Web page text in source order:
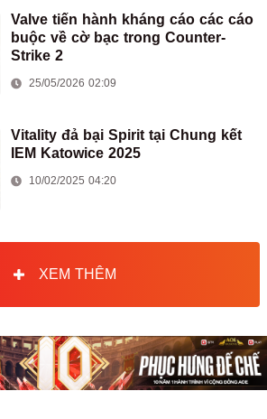
Valve tiến hành kháng cáo các cáo
buộc về cờ bạc trong Counter-
Strike 2
25/05/2026 02:09
Vitality đả bại Spirit tại Chung kết
IEM Katowice 2025
10/02/2025 04:20
XEM THÊM